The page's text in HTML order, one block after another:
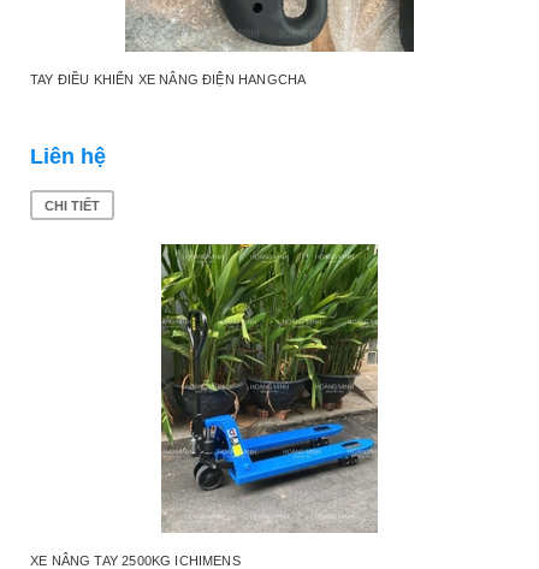
TAY ĐIỀU KHIỂN XE NÂNG ĐIỆN HANGCHA
Liên hệ
CHI TIẾT
XE NÂNG TAY 2500KG ICHIMENS